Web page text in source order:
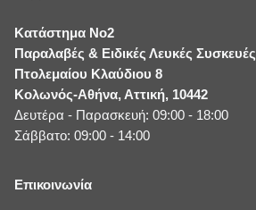
Κατάστημα No2
Παραλαβές & Ειδικές Λευκές Συσκευές
Πτολεμαίου Κλαύδιου 8
Κολωνός-Αθήνα, Αττική, 10442
Δευτέρα - Παρασκευή: 09:00 - 18:00
Σάββατο: 09:00 - 14:00
Επικοινωνία